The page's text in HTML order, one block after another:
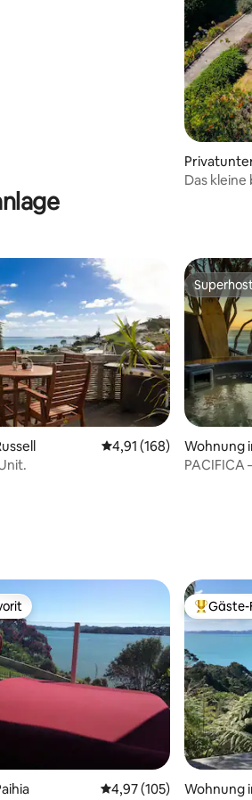
4,95 von 5, 150 Bewertungen
ru
Das kleine
4,87 von 5, 231 Bewertungen
Durchschnittliche
4,91 (168)
Wohnung
PACIFICA
4,99 von 5, 69 Bewertungen
Favorit.
Durchschnittliche
4,97 (105)
Beliebter
Gäste-
Wohnung